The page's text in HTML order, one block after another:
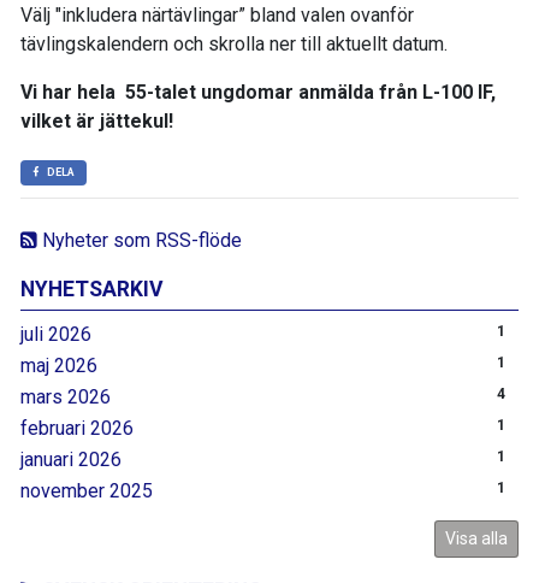
Nyheter som RSS-flöde
NYHETSARKIV
juli 2026 1
maj 2026 1
mars 2026 4
februari 2026 1
januari 2026 1
november 2025 1
Visa alla
Välj "inkludera närtävlingar” bland valen ovanför
tävlingskalendern och skrolla ner till aktuellt datum.
Vi har hela 55-talet ungdomar anmälda från L-100 IF,
vilket är jättekul!
DELA